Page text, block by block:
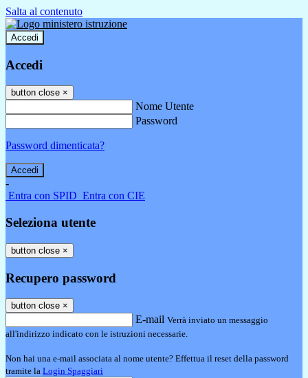
Salta al contenuto
Accedi
Accedi
button close ×
Nome Utente
Password
Password dimenticata?
-
Entra con SPID Entra con CIE
Seleziona utente
button close ×
Recupero password
button close ×
E-mail Verrà inviato un messaggio
all'indirizzo indicato con le istruzioni necessarie.
Non hai una e-mail associata al nome utente? Effettua il reset della password
tramite la Login Spaggiari